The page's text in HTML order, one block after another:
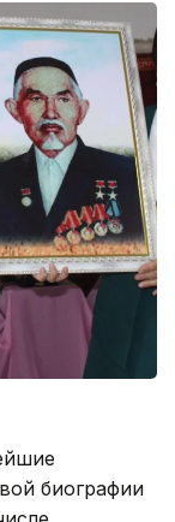
биографии